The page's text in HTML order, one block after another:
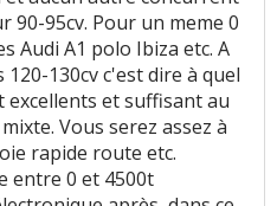
90-95cv. Pour un meme 0
Audi A1 polo Ibiza etc. A
130cv c'est dire à quel
excellents et suffisant au
Vous serez assez à
rapide route etc.
entre 0 et 4500t